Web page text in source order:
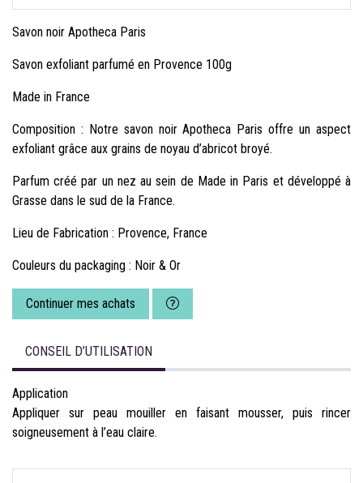
Savon noir Apotheca Paris
Savon exfoliant parfumé en Provence 100g
Made in France
Composition : Notre savon noir Apotheca Paris offre un aspect
exfoliant grâce aux grains de noyau d’abricot broyé.
Parfum créé par un nez au sein de Made in Paris et développé à
Grasse dans le sud de la France.
Lieu de Fabrication : Provence, France
Couleurs du packaging : Noir & Or
Continuer mes achats
CONSEIL D’UTILISATION
Application
Appliquer sur peau mouiller en faisant mousser, puis rincer
soigneusement à l’eau claire.